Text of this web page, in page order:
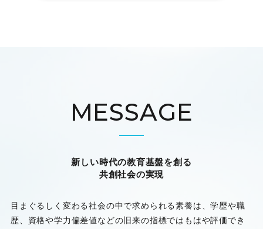
MESSAGE
新しい時代の教育基盤を創る
共創社会の実現
目まぐるしく変わる社会の中で求められる素養は、学歴や職
歴、資格や学力偏差値などの旧来の指標ではもはや評価でき